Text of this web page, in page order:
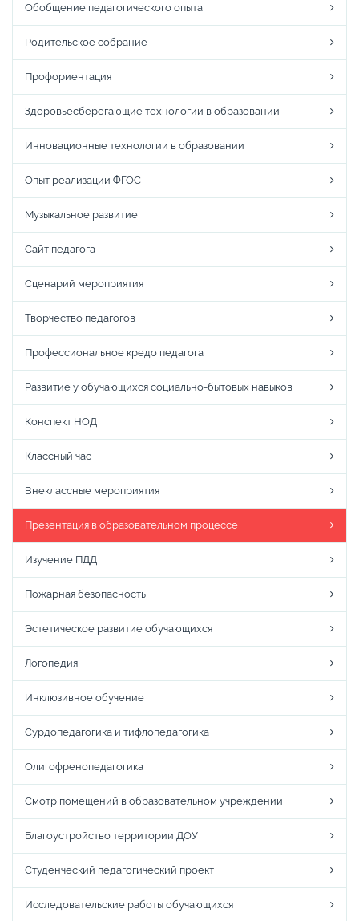
Обобщение педагогического опыта
Родительское собрание
Профориентация
Здоровьесберегающие технологии в образовании
Инновационные технологии в образовании
Опыт реализации ФГОС
Музыкальное развитие
Сайт педагога
Сценарий мероприятия
Творчество педагогов
Профессиональное кредо педагога
Развитие у обучающихся социально-бытовых навыков
Конспект НОД
Классный час
Внеклассные мероприятия
Презентация в образовательном процессе
Изучение ПДД
Пожарная безопасность
Эстетическое развитие обучающихся
Логопедия
Инклюзивное обучение
Сурдопедагогика и тифлопедагогика
Олигофренопедагогика
Смотр помещений в образовательном учреждении
Благоустройство территории ДОУ
Студенческий педагогический проект
Исследовательские работы обучающихся